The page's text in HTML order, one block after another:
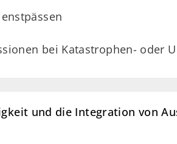
bei Katastrophen- oder
und die Integration von